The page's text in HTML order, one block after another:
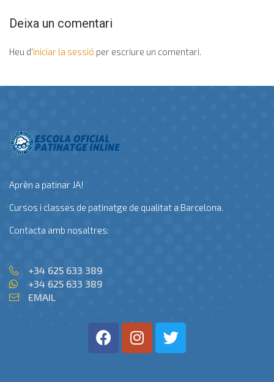
Deixa un comentari
Heu d'iniciar la sessió per escriure un comentari.
Aprèn a patinar JA!
Cursos i classes de patinatge de qualitat a Barcelona.
Contacta amb nosaltres:
+34 625 633 389
+34 625 633 389
EMAIL